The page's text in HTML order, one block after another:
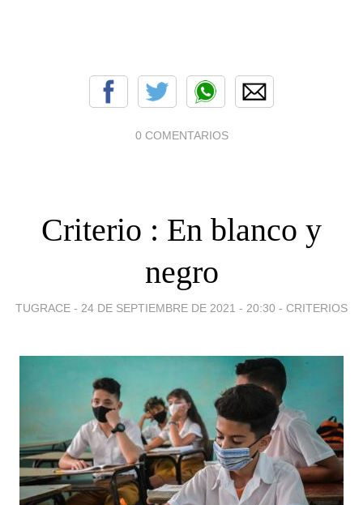
0 COMENTARIOS
Criterio : En blanco y
negro
TUGRACE - 24 DE SEPTIEMBRE DE 2021 - 20:30 - CRITERIOS